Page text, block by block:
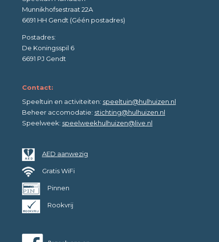
Munnikhofsestraat 22A
6691 HH Gendt (Géén postadres)
Postadres:
De Koningsspil 6
6691 PJ Gendt
Contact:
Speeltuin en activiteiten: speeltuin@hulhuizen.nl
Beheer accomodatie: stichting@hulhuizen.nl
Speelweek: speelweekhulhuizen@live.nl
AED aanwezig
Gratis WiFi
Pinnen
Rookvrij